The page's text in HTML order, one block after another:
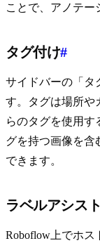
ことで、アノテー
タグ付け#
サイドバーの「タ
す。タグは場所や
らのタグを使用す
グを持つ画像を含
できます。
ラベルアシス
Roboflow上でホス